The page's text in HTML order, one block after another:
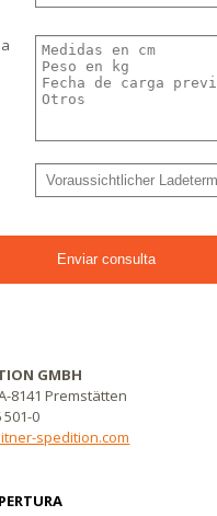
GMBH
8141 Premstätten
501-0
spedition.com